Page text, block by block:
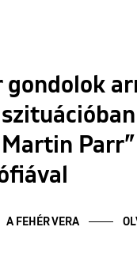
Hírek
Galéria
gondolok
A FEHÉR VERA